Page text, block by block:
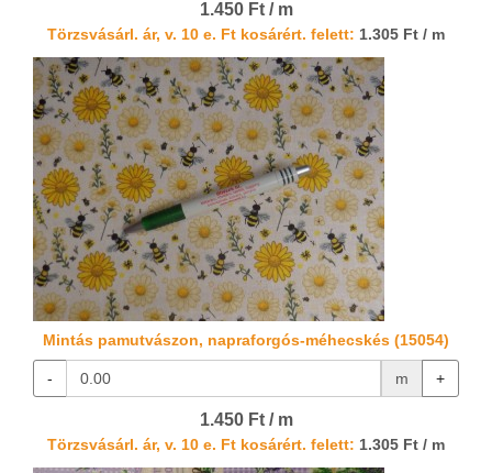
1.450 Ft / m
Törzsvásárl. ár, v. 10 e. Ft kosárért. felett: 1.305 Ft / m
Mintás pamutvászon, napraforgós-méhecskés (15054)
- m +
1.450 Ft / m
Törzsvásárl. ár, v. 10 e. Ft kosárért. felett: 1.305 Ft / m